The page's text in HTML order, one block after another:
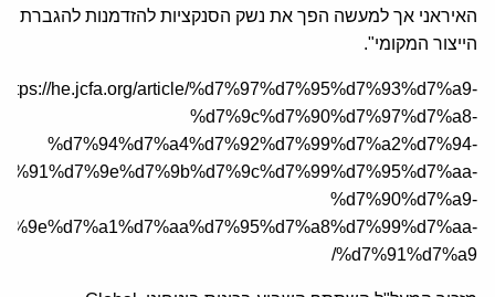
האיראני אך למעשה הפך את נשק הסנקציות להזדמנות להגברת
הייצור המקומי".
https://he.jcfa.org/article/%d7%97%d7%95%d7%93%d7%a9-
%d7%9c%d7%90%d7%97%d7%a8-
%d7%94%d7%a4%d7%92%d7%99%d7%a2%d7%94-
%d7%90%d7%a9-
%d7%91%d7%a9/